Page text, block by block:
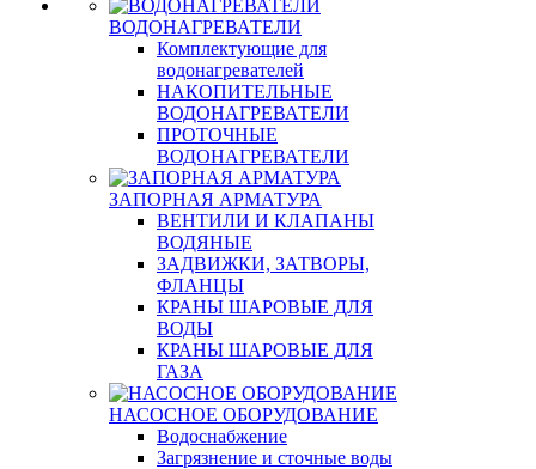
ВОДОНАГРЕВАТЕЛИ
Комплектующие для
водонагревателей
НАКОПИТЕЛЬНЫЕ
ВОДОНАГРЕВАТЕЛИ
ПРОТОЧНЫЕ
ВОДОНАГРЕВАТЕЛИ
ЗАПОРНАЯ АРМАТУРА
ВЕНТИЛИ И КЛАПАНЫ
ВОДЯНЫЕ
ЗАДВИЖКИ, ЗАТВОРЫ,
ФЛАНЦЫ
КРАНЫ ШАРОВЫЕ ДЛЯ
ВОДЫ
КРАНЫ ШАРОВЫЕ ДЛЯ
ГАЗА
НАСОСНОЕ ОБОРУДОВАНИЕ
Водоснабжение
Загрязнение и сточные воды